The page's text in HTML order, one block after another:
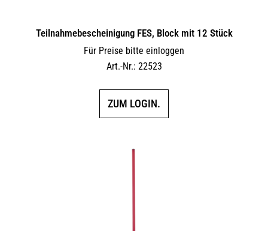
Teilnahmebescheinigung FES, Block mit 12 Stück
Für Preise bitte einloggen
Art.-Nr.: 22523
ZUM LOGIN.